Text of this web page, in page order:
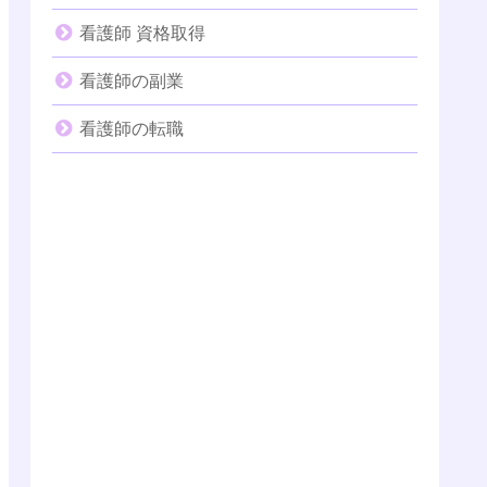
看護師 資格取得
看護師の副業
看護師の転職